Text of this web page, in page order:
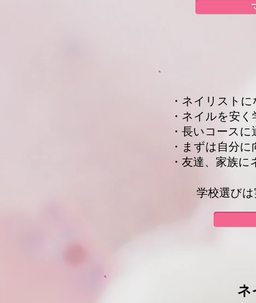
・ネイリストに
・ネイルを安く
・長いコースに
・まずは自分
・友達、家族
学校選び
ネ